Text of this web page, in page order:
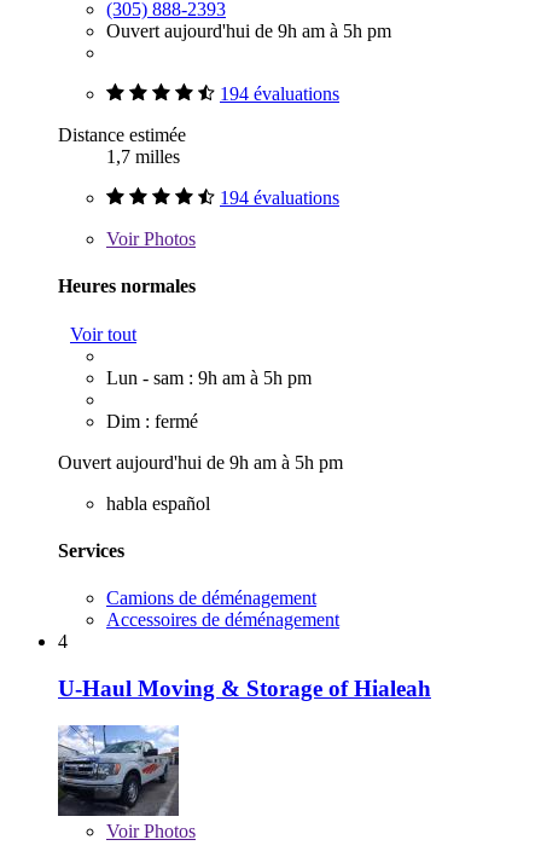
(305) 888-2393
Ouvert aujourd'hui de 9h am à 5h pm
194 évaluations
Distance estimée
1,7 milles
194 évaluations
VoirPhotos
Heures normales
Voir tout
Lun - sam : 9h am à 5h pm
Dim : fermé
Ouvert aujourd'hui de 9h am à 5h pm
habla español
Services
Camions de déménagement
Accessoires de déménagement
4
U-Haul Moving & Storage of Hialeah
VoirPhotos